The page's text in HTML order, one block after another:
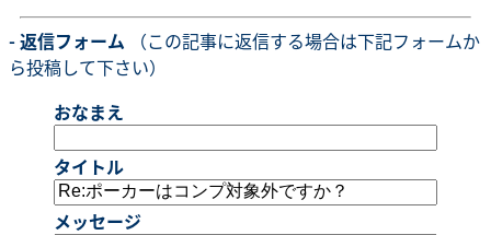
- 返信フォーム （この記事に返信する場合は下記フォームか
ら投稿して下さい）
おなまえ
タイトル
メッセージ